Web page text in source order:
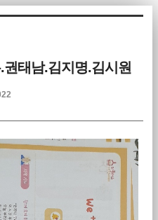
태남.김지명.김시원
치북5
치북5